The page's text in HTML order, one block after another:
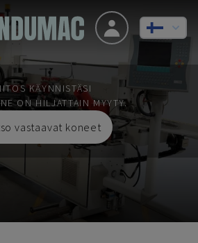
KÄYNNISTÄSI
ON HILJATTAIN MYYTY.
vastaavat koneet